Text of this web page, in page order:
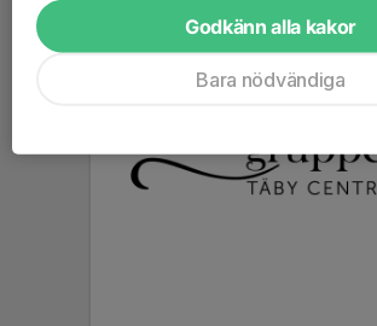
Godkänn alla kakor
Bara nödvändiga